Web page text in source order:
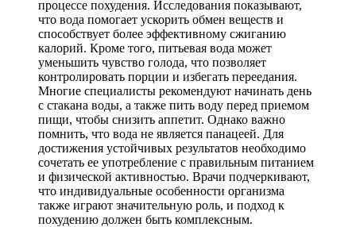
процессе похудения. Исследования показывают,
что вода помогает ускорить обмен веществ и
способствует более эффективному сжиганию
калорий. Кроме того, питьевая вода может
уменьшить чувство голода, что позволяет
контролировать порции и избегать переедания.
Многие специалисты рекомендуют начинать день
с стакана воды, а также пить воду перед приемом
пищи, чтобы снизить аппетит. Однако важно
помнить, что вода не является панацеей. Для
достижения устойчивых результатов необходимо
сочетать ее употребление с правильным питанием
и физической активностью. Врачи подчеркивают,
что индивидуальные особенности организма
также играют значительную роль, и подход к
похудению должен быть комплексным.